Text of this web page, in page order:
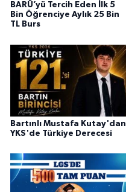
BARÜ’yü Tercih Eden İlk 5
Bin Öğrenciye Aylık 25 Bin
TL Burs
Bartınlı Mustafa Kutay'dan
YKS'de Türkiye Derecesi